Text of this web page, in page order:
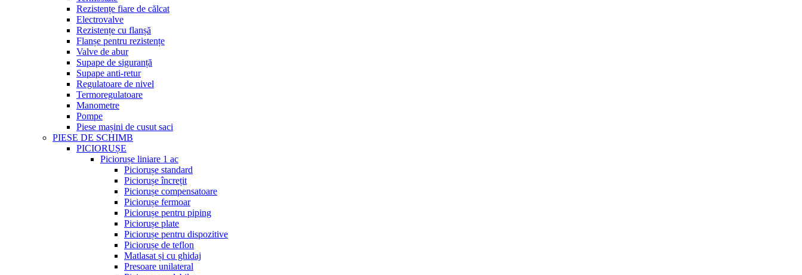
Rezistențe fiare de călcat
Electrovalve
Rezistențe cu flanșă
Flanșe pentru rezistențe
Valve de abur
Supape de siguranță
Supape anti-retur
Regulatoare de nivel
Termoregulatoare
Manometre
Pompe
Piese mașini de cusut saci
PIESE DE SCHIMB
PICIORUȘE
Piciorușe liniare 1 ac
Piciorușe standard
Piciorușe încrețit
Piciorușe compensatoare
Piciorușe fermoar
Piciorușe pentru piping
Piciorușe plate
Piciorușe pentru dispozitive
Piciorușe de teflon
Matlasat și cu ghidaj
Presoare unilateral